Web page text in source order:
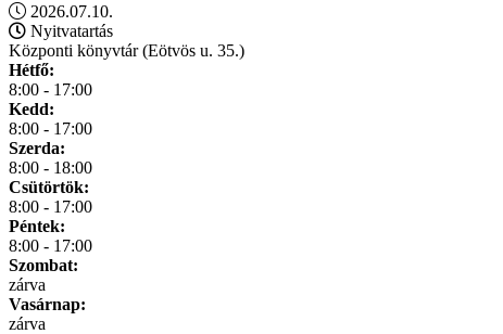
2026.07.10.
Nyitvatartás
Központi könyvtár (Eötvös u. 35.)
Hétfő:
8:00 - 17:00
Kedd:
8:00 - 17:00
Szerda:
8:00 - 18:00
Csütörtök:
8:00 - 17:00
Péntek:
8:00 - 17:00
Szombat:
zárva
Vasárnap:
zárva